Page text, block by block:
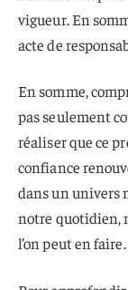
vigueur. En
acte de
En somme,
pas seulement
réaliser que ce
confiance
dans un univers
notre quotidien,
l’on peut en faire.